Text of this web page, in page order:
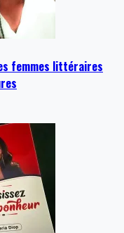
femmes littéraires